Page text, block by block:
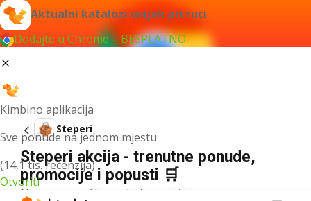
Aktualni katalozi uvijek pri ruci
Dodajte u Chrome – BESPLATNO
Kimbino aplikacija
Sve ponude na jednom mjestu
(14,1 tis. recenzija)
Otvoriti
Steperi
Steperi akcija - trenutne ponude,
promocije i popusti 🛒
Nismo pronašli rezultate za taj izraz.